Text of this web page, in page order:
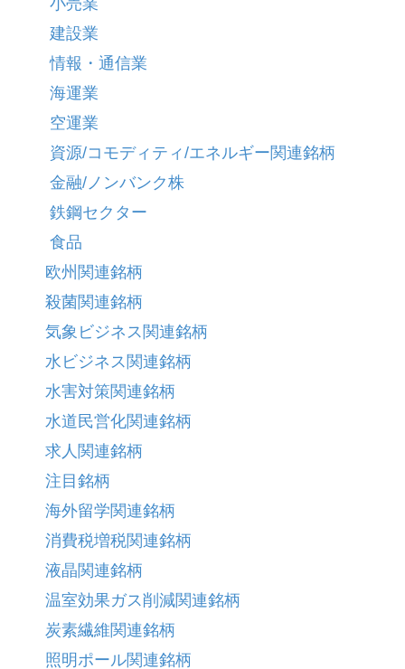
建設業
情報・通信業
海運業
空運業
資源/コモディティ/エネルギー関連銘柄
金融/ノンバンク株
鉄鋼セクター
食品
欧州関連銘柄
殺菌関連銘柄
気象ビジネス関連銘柄
水ビジネス関連銘柄
水害対策関連銘柄
水道民営化関連銘柄
求人関連銘柄
注目銘柄
海外留学関連銘柄
消費税増税関連銘柄
液晶関連銘柄
温室効果ガス削減関連銘柄
炭素繊維関連銘柄
照明ポール関連銘柄